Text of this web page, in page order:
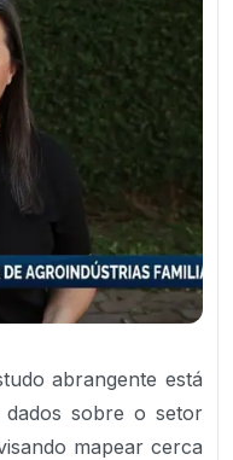
abrangente está
sobre o setor
mapear cerca